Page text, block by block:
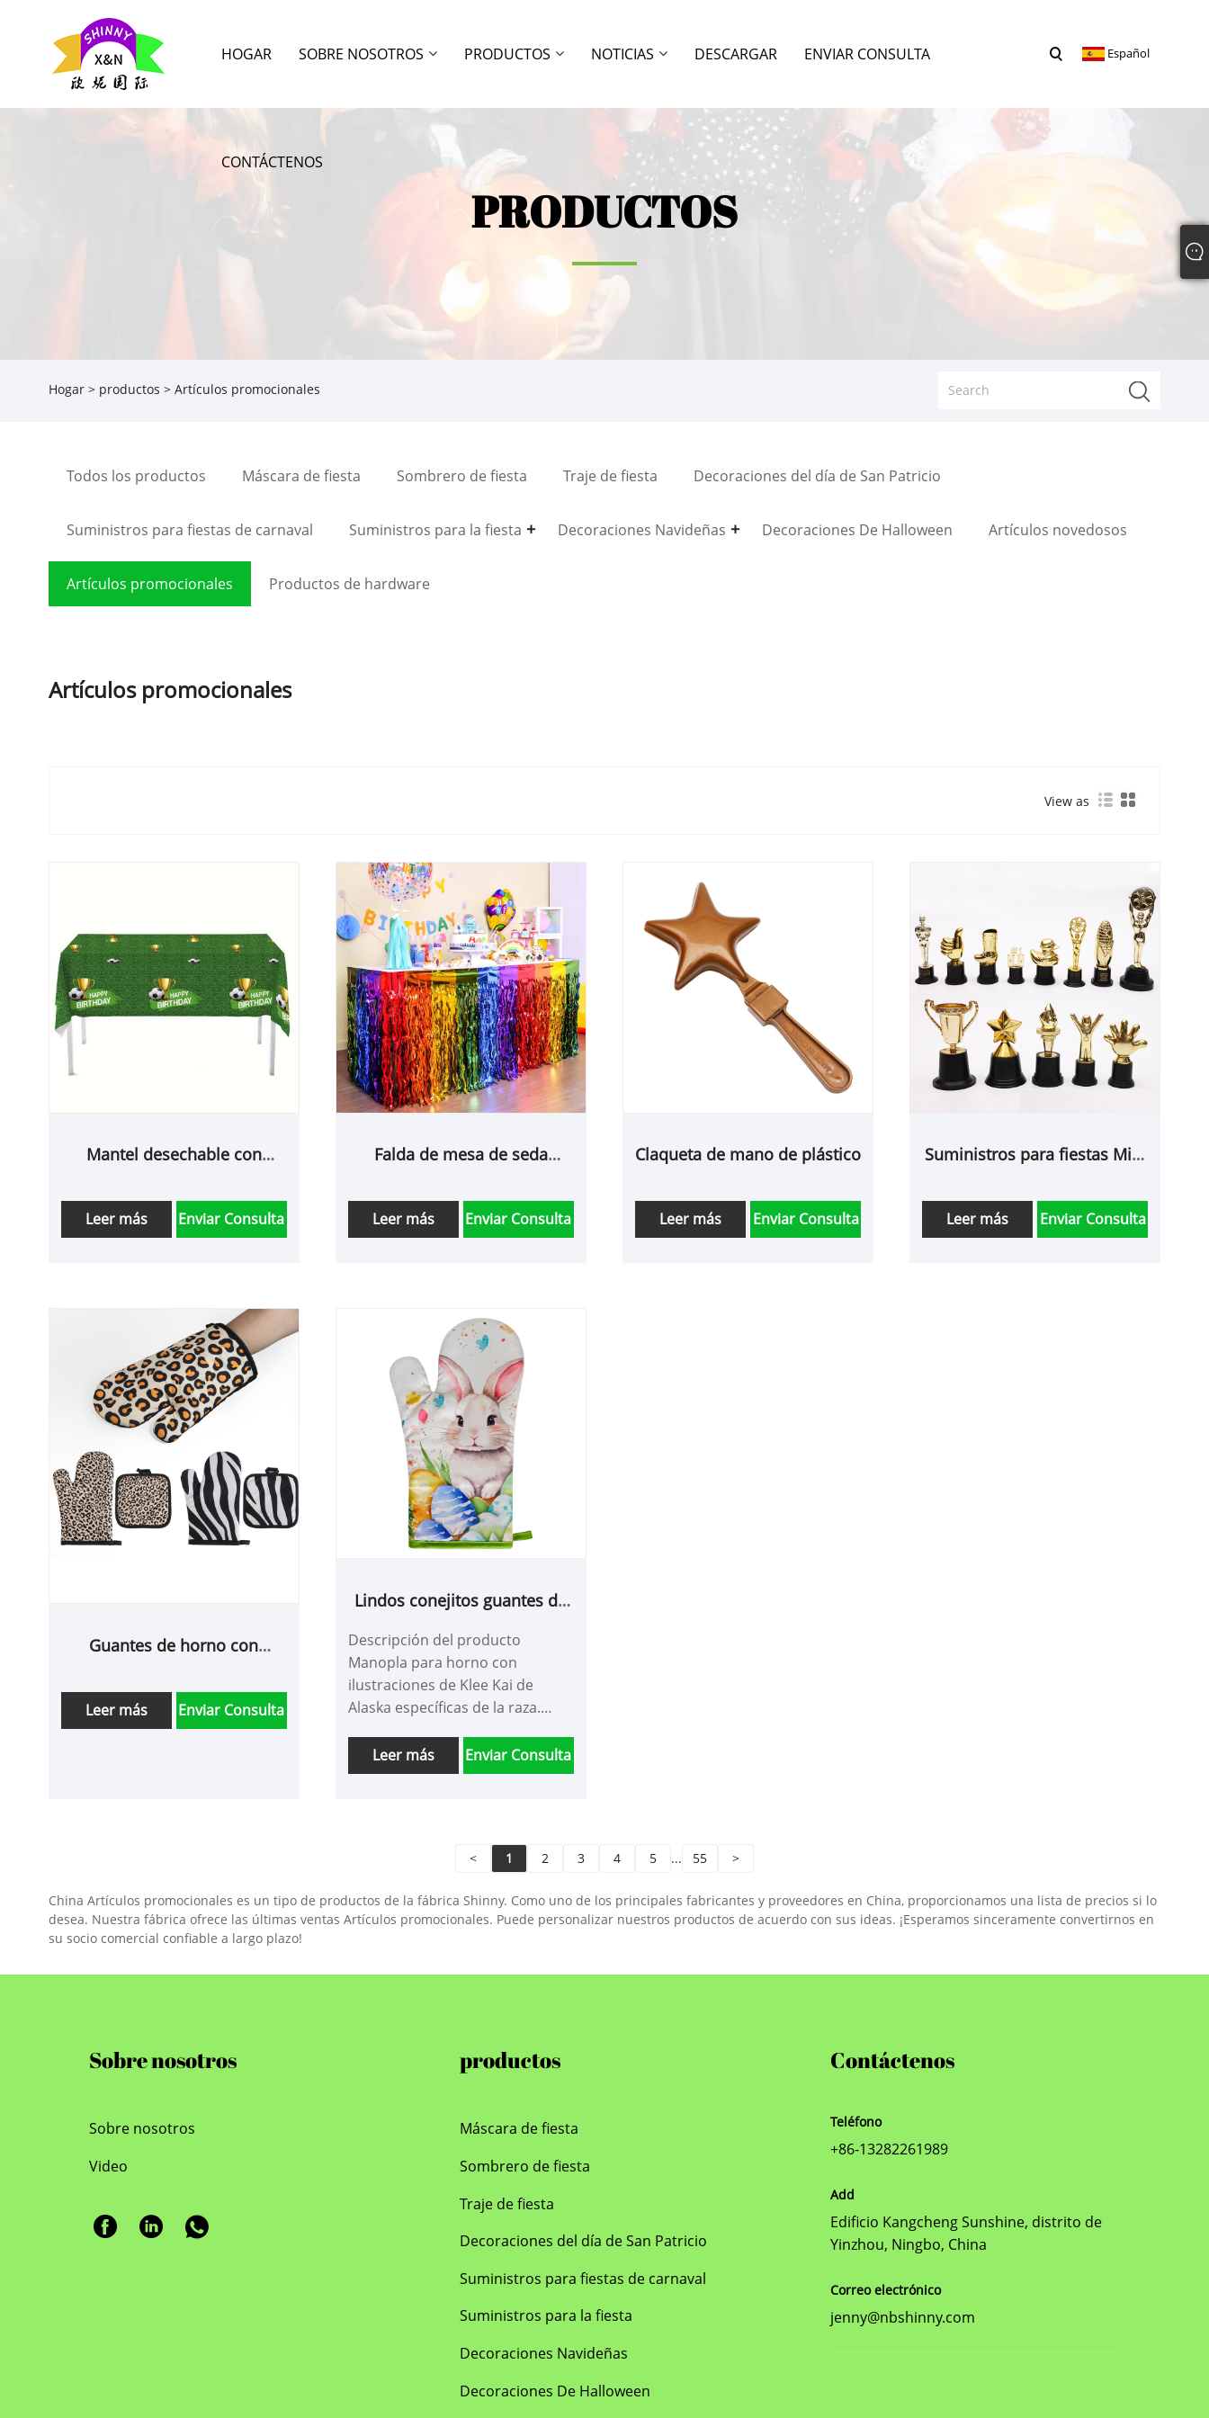
HOGAR SOBRE NOSOTROS PRODUCTOS NOTICIAS DESCARGAR ENVIAR CONSULTA
CONTÁCTENOS
Español
PRODUCTOS
Hogar > productos > Artículos promocionales
Todos los productos Máscara de fiesta Sombrero de fiesta Traje de fiesta Decoraciones del día de San Patricio
Suministros para fiestas de carnaval Suministros para la fiesta Decoraciones Navideñas Decoraciones De Halloween Artículos novedosos
Artículos promocionales Productos de hardware
Artículos promocionales
View as
Mantel desechable con
fútbol
Leer más Enviar Consulta
Falda de mesa de seda
Leer más Enviar Consulta
Claqueta de mano de plástico
Leer más Enviar Consulta
Suministros para fiestas Mini
Leer más Enviar Consulta
Guantes de horno con
Leer más Enviar Consulta
Lindos conejitos guantes de
Descripción del producto
Manopla para horno con
ilustraciones de Klee Kai de
Alaska específicas de la raza.
horno grande, grueso y
resistente al calor, para mano
entusiasta culinario. Este guante
cuenta con capas de protección
que brinda una excelente
resistencia contra el calor
ilustraciones bellamente
12 pulgadas de largo y 8 1/2
generoso y se adapta a una
amplia gama de tamaños de
por un elegante ribete de cinta al
práctico aro para colgarlo
fácilmente. Recién sacado del
acolchado puede darle al guante
la seguridad de que se suavizará
con el uso y el lavado. Nuestro
Leer más Enviar Consulta
< 1 2 3 4 5 ... 55 >
China Artículos promocionales es un tipo de productos de la fábrica Shinny. Como uno de los principales fabricantes y proveedores en China, proporcionamos una lista de precios si lo
desea. Nuestra fábrica ofrece las últimas ventas Artículos promocionales. Puede personalizar nuestros productos de acuerdo con sus ideas. ¡Esperamos sinceramente convertirnos en
su socio comercial confiable a largo plazo!
Sobre nosotros
Sobre nosotros
Video
productos
Máscara de fiesta
Sombrero de fiesta
Traje de fiesta
Decoraciones del día de San Patricio
Suministros para fiestas de carnaval
Suministros para la fiesta
Decoraciones Navideñas
Decoraciones De Halloween
Contáctenos
Teléfono
+86-13282261989
Add
Edificio Kangcheng Sunshine, distrito de
Yinzhou, Ningbo, China
Correo electrónico
jenny@nbshinny.com